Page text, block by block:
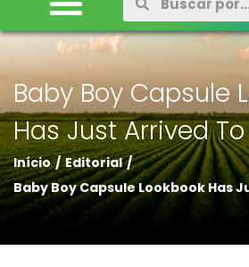
Baby Boy Capsule
Has Just Arrived
Início / Editorial /
Baby Boy Capsule Lookbook Has